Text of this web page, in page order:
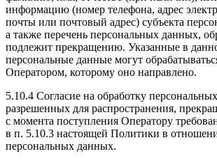
информацию (номер телефона, адрес
почты или почтовый адрес) субъекта
а также перечень персональных данных,
подлежит прекращению. Указанные в
персональные данные могут
Оператором, которому оно направлено.
5.10.4 Согласие на обработку
разрешенных для распространения,
с момента поступления Оператору
в п. 5.10.3 настоящей Политики в
персональных данных.